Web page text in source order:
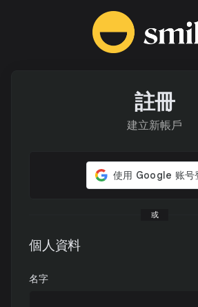
註冊
建立新帳戶
或
個人資料
名字